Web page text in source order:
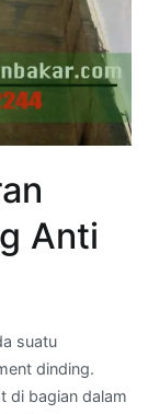
Anti
suatu
dinding.
di bagian dalam